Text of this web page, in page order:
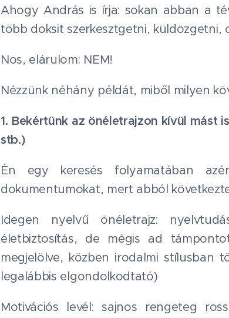
Ahogy András is írja: sokan abban a
több doksit szerkesztgetni, küldözgetni,
Nos, elárulom: NEM!
Nézzünk néhány példát, miből milyen
1. Bekértünk az önéletrajzon kívül mást
stb.)
Én egy keresés folyamatában
dokumentumokat, mert abból
Idegen nyelvű önéletrajz:
életbiztosítás, de mégis ad
megjelölve, közben irodalmi stílusban
legalábbis elgondolkodtató)
Motivációs levél: sajnos rengeteg